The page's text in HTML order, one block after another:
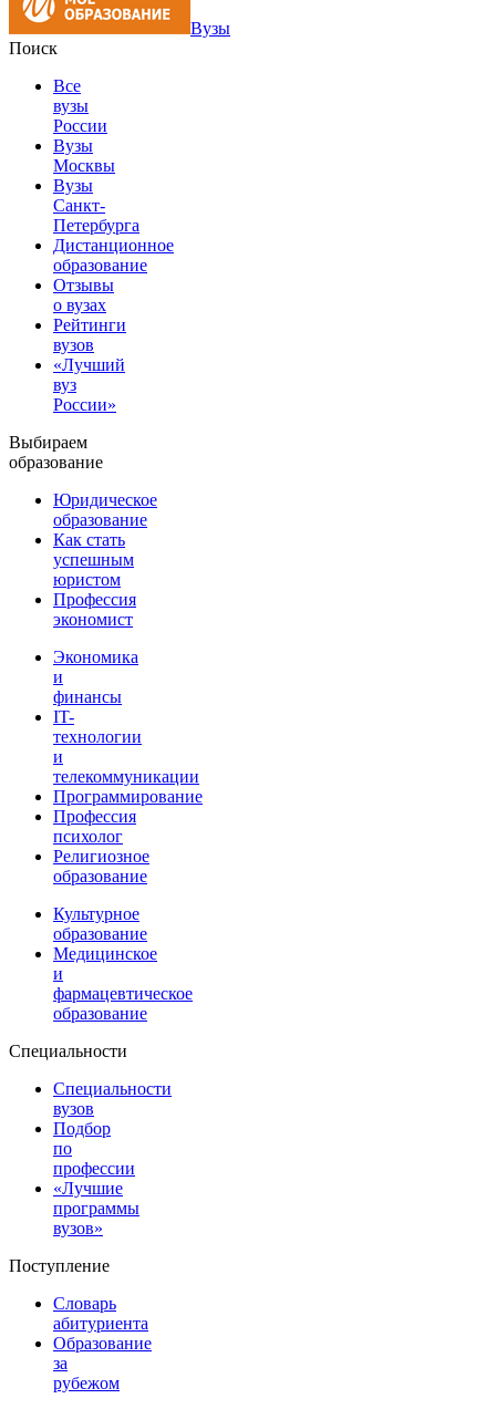
Вузы
Поиск
Все
вузы
России
Вузы
Москвы
Вузы
Санкт-
Петербурга
Дистанционное
образование
Отзывы
о вузах
Рейтинги
вузов
«Лучший
вуз
России»
Выбираем
образование
Юридическое
образование
Как стать
успешным
юристом
Профессия
экономист
Экономика
и
финансы
IT-
технологии
и
телекоммуникации
Программирование
Профессия
психолог
Религиозное
образование
Культурное
образование
Медицинское
и
фармацевтическое
образование
Специальности
Специальности
вузов
Подбор
по
профессии
«Лучшие
программы
вузов»
Поступление
Словарь
абитуриента
Образование
за
рубежом